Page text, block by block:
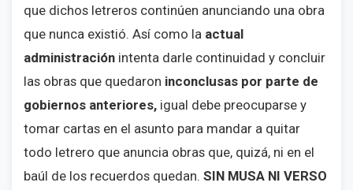
que dichos letreros continúen anunciando una obra
que nunca existió. Así como la actual
administración intenta darle continuidad y concluir
las obras que quedaron inconclusas por parte de
gobiernos anteriores, igual debe preocuparse y
tomar cartas en el asunto para mandar a quitar
todo letrero que anuncia obras que, quizá, ni en el
baúl de los recuerdos quedan. SIN MUSA NI VERSO